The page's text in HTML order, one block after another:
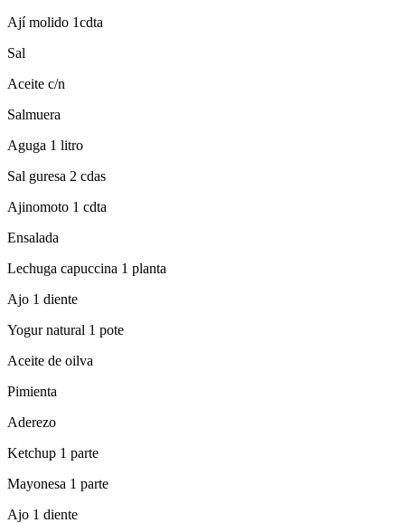
Ají molido 1cdta
Sal
Aceite c/n
Salmuera
Aguga 1 litro
Sal guresa 2 cdas
Ajinomoto 1 cdta
Ensalada
Lechuga capuccina 1 planta
Ajo 1 diente
Yogur natural 1 pote
Aceite de oilva
Pimienta
Aderezo
Ketchup 1 parte
Mayonesa 1 parte
Ajo 1 diente